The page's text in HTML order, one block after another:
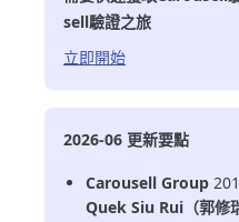
sell驗證之旅
立即開始
2026-06 更新要點
Carousell Group
Quek Siu Rui（郭修